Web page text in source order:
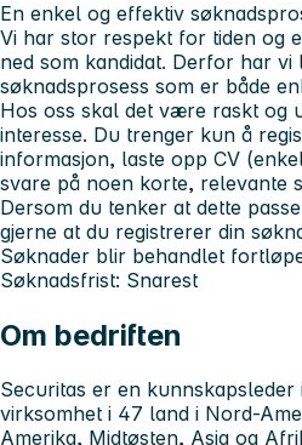
En enkel og effektiv
Vi har stor respekt for tiden og
ned som kandidat. Derfor har vi
søknadsprosess som er både
Hos oss skal det være raskt og
interesse. Du trenger kun å
informasjon, laste opp CV
svare på noen korte, relevante
Dersom du tenker at dette
gjerne at du registrerer din
Søknader blir behandlet
Søknadsfrist: Snarest
Om bedriften
Securitas er en
virksomhet i 47 land i Nord-
Amerika, Midtøsten, Asia og